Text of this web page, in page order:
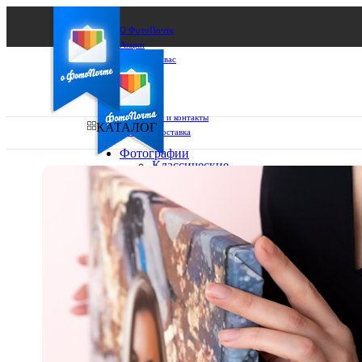
О ФотоПочте
Акции
Сделаем за вас
Бизнесу
FAQ
Франшиза
Поддержка и контакты
Оплата и доставка
Ваш город:
Ваш регион доставки
Выберите из списка:
КАТАЛОГ
Фотографии
Классические
10х15
13х18
15х15
15х20
20х20
20х30
30х30
30х40
А4
Фото
в